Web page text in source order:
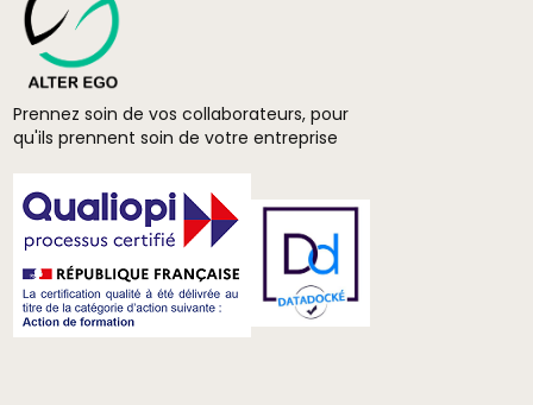
Prennez soin de vos collaborateurs, pour
qu'ils prennent soin de votre entreprise